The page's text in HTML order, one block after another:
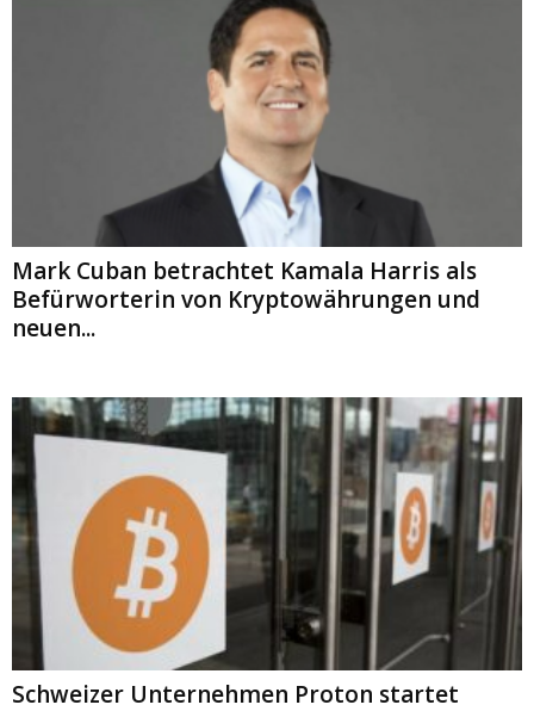
Mark Cuban betrachtet Kamala Harris als
Befürworterin von Kryptowährungen und
neuen...
Schweizer Unternehmen Proton startet